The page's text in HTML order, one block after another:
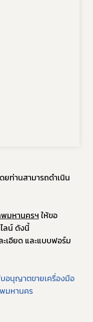
ท่านสามารถดำเนิน
มหานครฯ ให้ขอ
ลน์ ดังนี้
ะเอียด และแบบฟอร์ม
บอนุญาตขายเครื่องมือ
มหานคร